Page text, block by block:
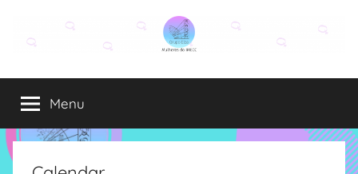
conteúdo
Grupo
Elza
Elza
é
formado
Menu